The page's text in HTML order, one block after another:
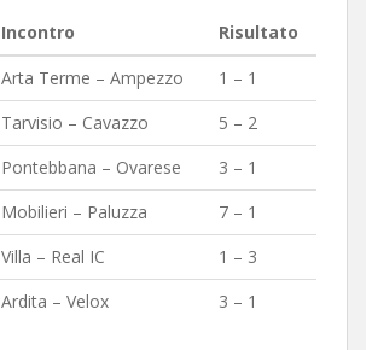
Incontro
Risultato
Arta Terme – Ampezzo
1 – 1
Tarvisio – Cavazzo
5 – 2
Pontebbana – Ovarese
3 – 1
Mobilieri – Paluzza
7 – 1
Villa – Real IC
1 – 3
Ardita – Velox 3 – 1